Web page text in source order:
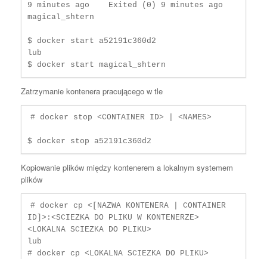
9 minutes ago    Exited (0) 9 minutes ago
magical_shtern
$ docker start a52191c360d2
lub
$ docker start magical_shtern
Zatrzymanie kontenera pracującego w tle
# docker stop <CONTAINER ID> | <NAMES>
$ docker stop a52191c360d2
Kopiowanie plików między kontenerem a lokalnym systemem
plików
# docker cp <[NAZWA KONTENERA | CONTAINER
ID]>:<SCIEZKA DO PLIKU W KONTENERZE>
<LOKALNA SCIEZKA DO PLIKU>
lub
# docker cp <LOKALNA SCIEZKA DO PLIKU>